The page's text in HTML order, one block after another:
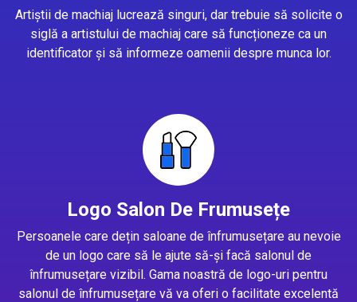
Artiștii de machiaj lucrează singuri, dar trebuie să solicite o
siglă a artistului de machiaj care să funcționeze ca un
identificator și să informeze oamenii despre munca lor.
Logo Salon De Frumusețe
Persoanele care dețin saloane de înfrumusețare au nevoie
de un logo care să le ajute să-și facă salonul de
înfrumusețare vizibil. Gama noastră de logo-uri pentru
salonul de înfrumusețare vă va oferi o facilitate excelentă